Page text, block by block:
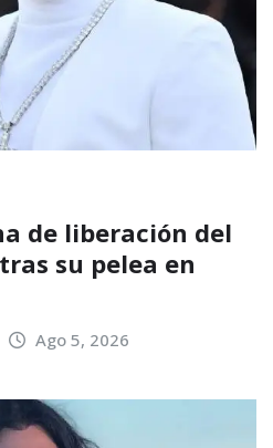
de liberación del
su pelea en
Ago 5, 2026